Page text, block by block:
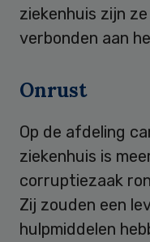
ziekenhuis zijn
verbonden aan
Onrust
Op de afdeling
ziekenhuis is
corruptiezaak
Zij zouden een
hulpmiddelen